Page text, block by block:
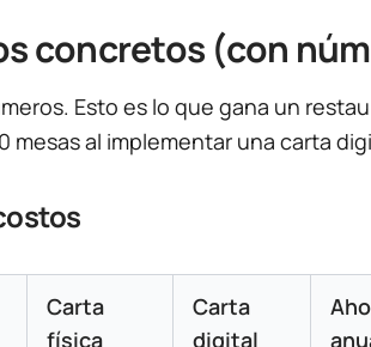
concretos (con
Esto es lo que gana un
mesas al implementar una carta
Carta
física
Carta
digital